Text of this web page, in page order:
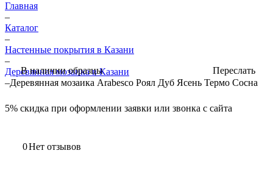
Главная
–
Каталог
–
Настенные покрытия в Казани
–
Деревянная мозаика в Казани
–Деревянная мозаика Arabesco Роял Дуб Ясень Термо Сосна
5% скидка при оформлении заявки или звонка с сайта
0Нет отзывов
В наличии образцы Переслать